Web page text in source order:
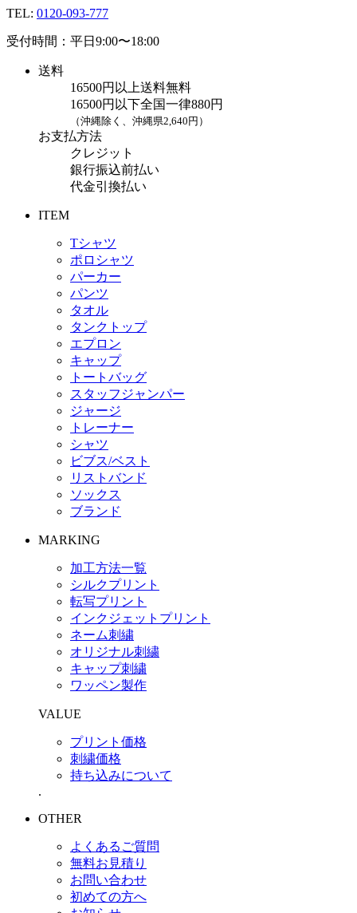
TEL: 0120-093-777
受付時間：平日9:00〜18:00
送料
16500円以上送料無料
16500円以下全国一律880円
（沖縄除く、沖縄県2,640円）
お支払方法
クレジット
銀行振込前払い
代金引換払い
ITEM
Tシャツ
ポロシャツ
パーカー
パンツ
タオル
タンクトップ
エプロン
キャップ
トートバッグ
スタッフジャンパー
ジャージ
トレーナー
シャツ
ビブス/ベスト
リストバンド
ソックス
ブランド
MARKING
加工方法一覧
シルクプリント
転写プリント
インクジェットプリント
ネーム刺繍
オリジナル刺繍
キャップ刺繍
ワッペン製作
VALUE
プリント価格
刺繍価格
持ち込みについて
.
OTHER
よくあるご質問
無料お見積り
お問い合わせ
初めての方へ